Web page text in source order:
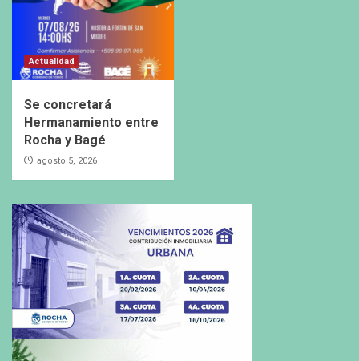
Actualidad
Se concretará
Hermanamiento entre
Rocha y Bagé
agosto 5, 2026